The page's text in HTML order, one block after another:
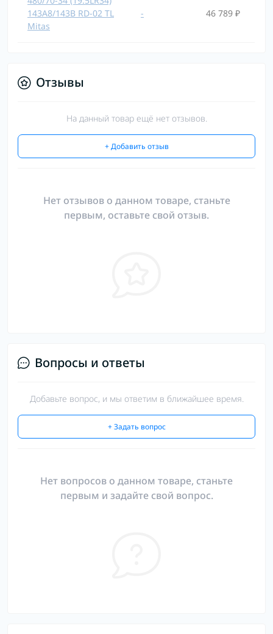
143A8/143B RD-02 TL
Mitas
- 46 789 ₽
Отзывы
На данный товар ещё нет отзывов.
+ Добавить отзыв
Нет отзывов о данном товаре, станьте
первым, оставьте свой отзыв.
Вопросы и ответы
Добавьте вопрос, и мы ответим в ближайшее время.
+ Задать вопрос
Нет вопросов о данном товаре, станьте
первым и задайте свой вопрос.